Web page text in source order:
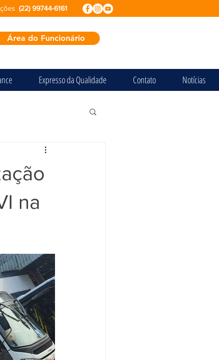
(22) 99744-6161
Área do Funcionário
Expresso da Qualidade Contato Notícias
na